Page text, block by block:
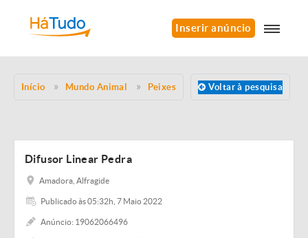
Inserir anúncio
Início Mundo Animal Peixes Voltar à pesquisa
Difusor Linear Pedra
Amadora, Alfragide
Publicado às 05:32h, 7 Maio 2022
Anúncio: 19062066496